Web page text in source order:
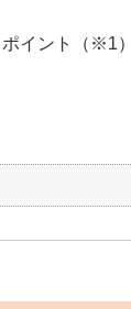
イント（※1